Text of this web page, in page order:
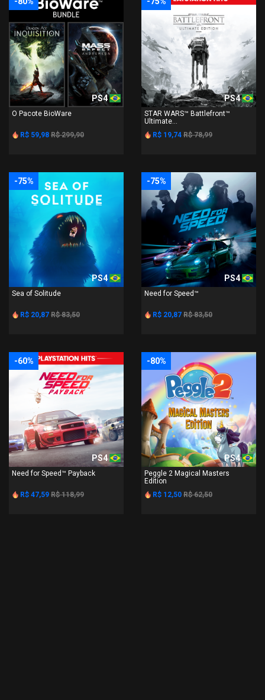
PS4
O Pacote BioWare
R$ 59,98 R$ 299,90
PS4
STAR WARS™ Battlefront™
Ultimate...
R$ 19,74 R$ 78,99
-75%
PS4
Sea of Solitude
R$ 20,87 R$ 83,50
-75%
PS4
Need for Speed™
R$ 20,87 R$ 83,50
-60%
PS4
Need for Speed™ Payback
R$ 47,59 R$ 118,99
-80%
PS4
Peggle 2 Magical Masters
Edition
R$ 12,50 R$ 62,50